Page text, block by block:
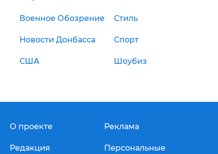
Военное Обозрение Стиль
Новости Донбасса Спорт
США Шоубиз
О проекте
Редакция
Реклама
Персональные